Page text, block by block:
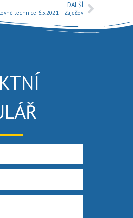
DALŠÍ
technice 6.5.2021 – Zaječov